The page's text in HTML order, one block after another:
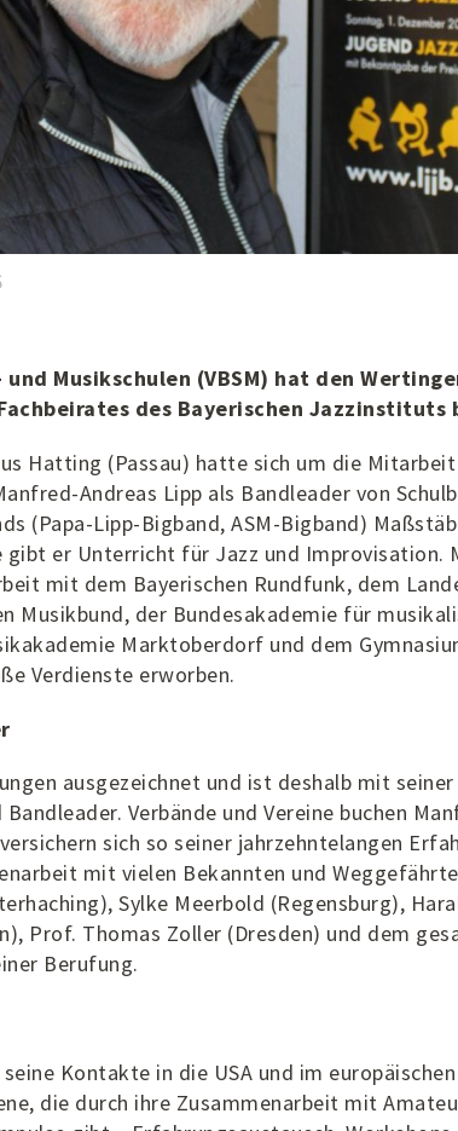
und Musikschulen (VBSM) hat den
des Bayerischen Jazzinstituts
Hatting (Passau) hatte sich um die
Andreas Lipp als Bandleader von
(Papa-Lipp-Bigband, ASM-Bigband)
er Unterricht für Jazz und Improvisation.
mit dem Bayerischen Rundfunk, dem
Musikbund, der Bundesakademie für
Marktoberdorf und dem
Verdienste erworben.
ausgezeichnet und ist deshalb mit
Verbände und Vereine buchen
sich so seiner jahrzehntelangen
mit vielen Bekannten und
Sylke Meerbold (Regensburg),
Prof. Thomas Zoller (Dresden) und dem
Berufung.
Kontakte in die USA und im
die durch ihre Zusammenarbeit mit